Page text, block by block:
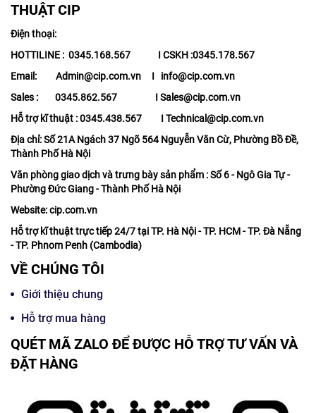
THUẬT CIP
Điện thoại:
HOTTILINE : 0345.168.567 I CSKH :0345.178.567
Email: Admin@cip.com.vn I info@cip.com.vn
Sales : 0345.862.567 I Sales@cip.com.vn
Hỗ trợ kĩ thuật : 0345.438.567 I Technical@cip.com.vn
Địa chỉ: Số 21A Ngách 37 Ngõ 564 Nguyễn Văn Cừ, Phường Bồ Đề,
Thành Phố Hà Nội
Văn phòng giao dịch và trưng bày sản phẩm : Số 6 - Ngô Gia Tự -
Phường Đức Giang - Thành Phố Hà Nội
Website: cip.com.vn
Hỗ trợ kĩ thuật trực tiếp 24/7 tại TP. Hà Nội - TP. HCM - TP. Đà Nẵng
- TP. Phnom Penh (Cambodia)
VỀ CHÚNG TÔI
Giới thiệu chung
Hỗ trợ mua hàng
QUÉT MÃ ZALO ĐỂ ĐƯỢC HỖ TRỢ TƯ VẤN VÀ
ĐẶT HÀNG